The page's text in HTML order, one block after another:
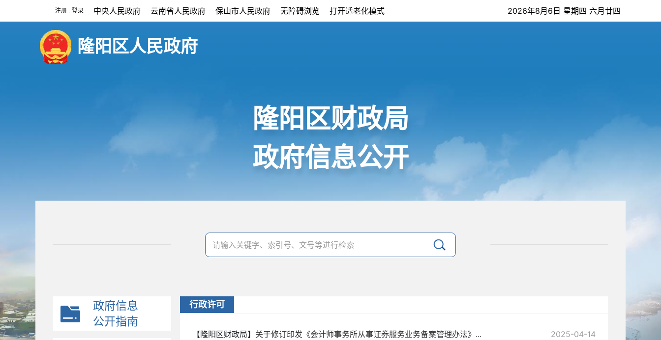
注册 登录 中央人民政府 云南省人民政府 保山市人民政府 无障碍浏览 打开适老化模式 2026年8月6日 星期四 六月廿四
隆阳区人民政府
隆阳区财政局
政府信息公开
政府信息
公开指南
行政许可
【隆阳区财政局】 关于修订印发《会计师事务所从事证券服务业务备案管理办法》... 2025-04-14